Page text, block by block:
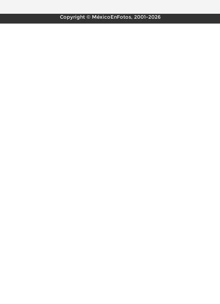
Copyright © MéxicoEnFotos, 2001-2026